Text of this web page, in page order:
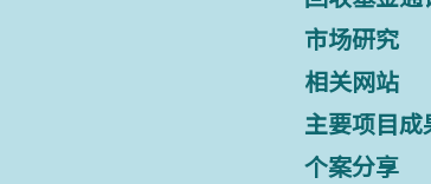
市场研究
相关网站
主要项目成
个案分享